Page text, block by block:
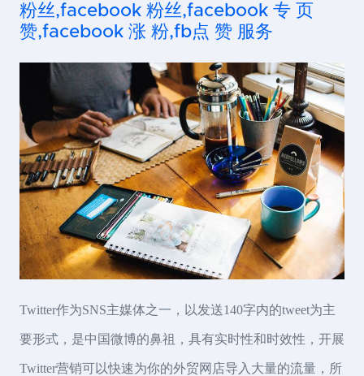
粉丝,facebook 粉丝,facebook 专 页
赞,facebook 涨 粉,fb点 赞 服务
Twitter作为SNS主媒体之一，以发送140字内的tweet为主
要形式，是中国微博的鼻祖，具有实时性和时效性，开展
Twitter营销可以快速为你的外贸网店导入大量的流量，所